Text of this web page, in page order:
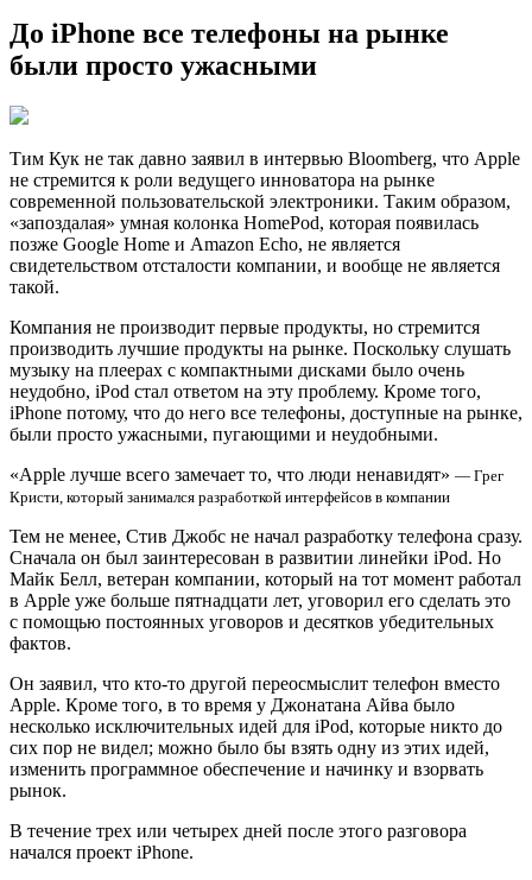
До iPhone все телефоны на рынке
были просто ужасными
Тим Кук не так давно заявил в интервью Bloomberg, что Apple
не стремится к роли ведущего инноватора на рынке
современной пользовательской электроники. Таким образом,
«запоздалая» умная колонка HomePod, которая появилась
позже Google Home и Amazon Echo, не является
свидетельством отсталости компании, и вообще не является
такой.
Компания не производит первые продукты, но стремится
производить лучшие продукты на рынке. Поскольку слушать
музыку на плеерах с компактными дисками было очень
неудобно, iPod стал ответом на эту проблему. Кроме того,
iPhone потому, что до него все телефоны, доступные на рынке,
были просто ужасными, пугающими и неудобными.
«Apple лучше всего замечает то, что люди ненавидят» — Грег
Кристи, который занимался разработкой интерфейсов в компании
Тем не менее, Стив Джобс не начал разработку телефона сразу.
Сначала он был заинтересован в развитии линейки iPod. Но
Майк Белл, ветеран компании, который на тот момент работал
в Apple уже больше пятнадцати лет, уговорил его сделать это
с помощью постоянных уговоров и десятков убедительных
фактов.
Он заявил, что кто-то другой переосмыслит телефон вместо
Apple. Кроме того, в то время у Джонатана Айва было
несколько исключительных идей для iPod, которые никто до
сих пор не видел; можно было бы взять одну из этих идей,
изменить программное обеспечение и начинку и взорвать
рынок.
В течение трех или четырех дней после этого разговора
начался проект iPhone.